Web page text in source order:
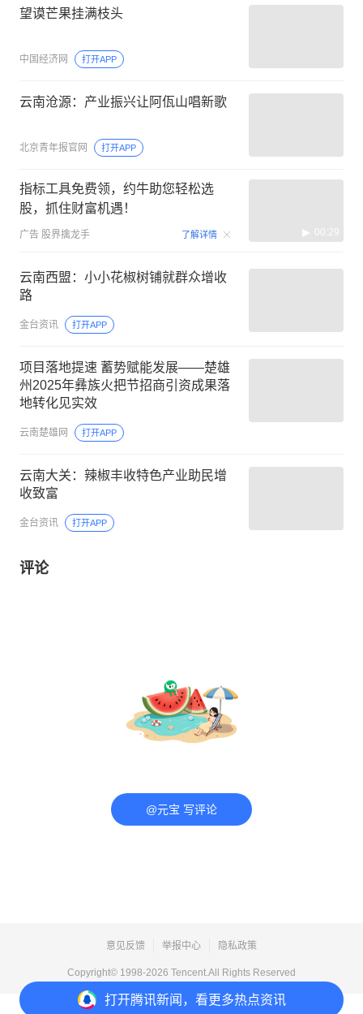
打开腾讯新闻，看更多热点资讯
望谟芒果挂满枝头
中国经济网 打开APP
云南沧源：产业振兴让阿佤山唱新歌
北京青年报官网 打开APP
指标工具免费领，约牛助您轻松选
股，抓住财富机遇！
广告 股界擒龙手 了解详情 00:29
云南西盟：小小花椒树铺就群众增收
路
金台资讯 打开APP
项目落地提速 蓄势赋能发展——楚雄
州2025年彝族火把节招商引资成果落
地转化见实效
云南楚雄网 打开APP
云南大关：辣椒丰收特色产业助民增
收致富
金台资讯 打开APP
评论
@元宝 写评论
意见反馈 举报中心 隐私政策
Copyright© 1998-2026 Tencent.All Rights Reserved